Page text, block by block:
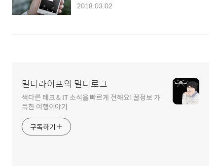
2018.03.02
멀티라이프의 멀티로그
색다른 테크 & IT 소식을 빠르게 전해요! 꿀정보 가
득한 여행이야기
구독하기